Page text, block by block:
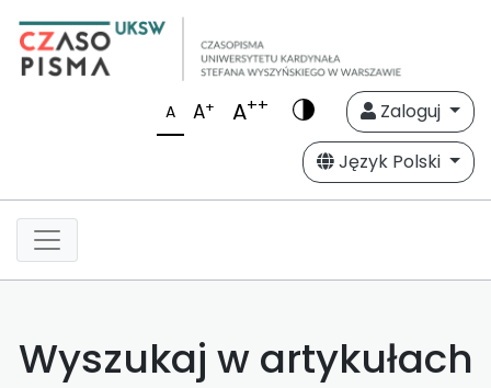
A A+ A++
Zaloguj
Język Polski
Wyszukaj w artykułach